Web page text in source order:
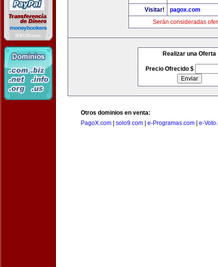
Visitar!
pagox.com
Serán consideradas
Realizar una Oferta
Precio Ofrecido $
Otros dominios en venta:
PagoX.com
solo9.com e-Programas.com e-